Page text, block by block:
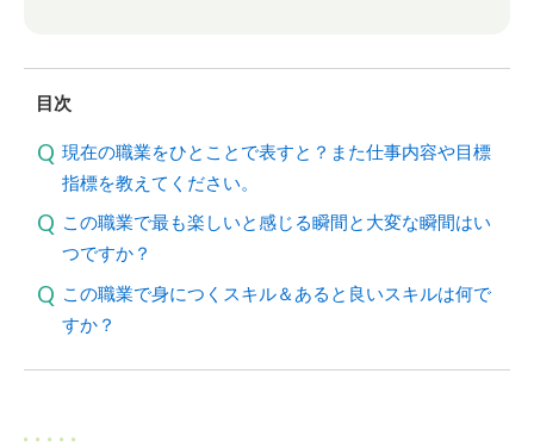
目次
現在の職業をひとことで表すと？また仕事内容や目標
指標を教えてください。
この職業で最も楽しいと感じる瞬間と大変な瞬間はい
つですか？
この職業で身につくスキル＆あると良いスキルは何で
すか？